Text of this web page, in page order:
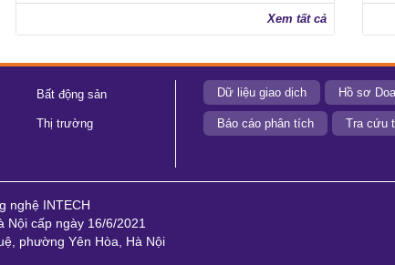
Xem tất cả
Dữ liệu giao dịch Hồ sơ
Báo cáo phân tích Tra cứu
Bất động sản
Thị trường
nghệ INTECH
cấp ngày 16/6/2021
phường Yên Hòa, Hà Nội